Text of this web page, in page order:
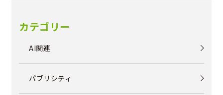
カテゴリー
AI関連
パブリシティ